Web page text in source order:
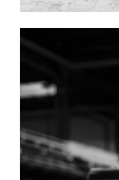
Image